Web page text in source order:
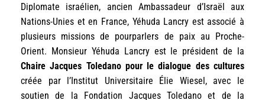
Diplomate israélien, ancien Ambassadeur d’Israël aux
Nations-Unies et en France, Yéhuda Lancry est associé à
plusieurs missions de pourparlers de paix au Proche-
Orient. Monsieur Yéhuda Lancry est le président de la
Chaire Jacques Toledano pour le dialogue des cultures
créée par l’Institut Universitaire Élie Wiesel, avec le
soutien de la Fondation Jacques Toledano et de la